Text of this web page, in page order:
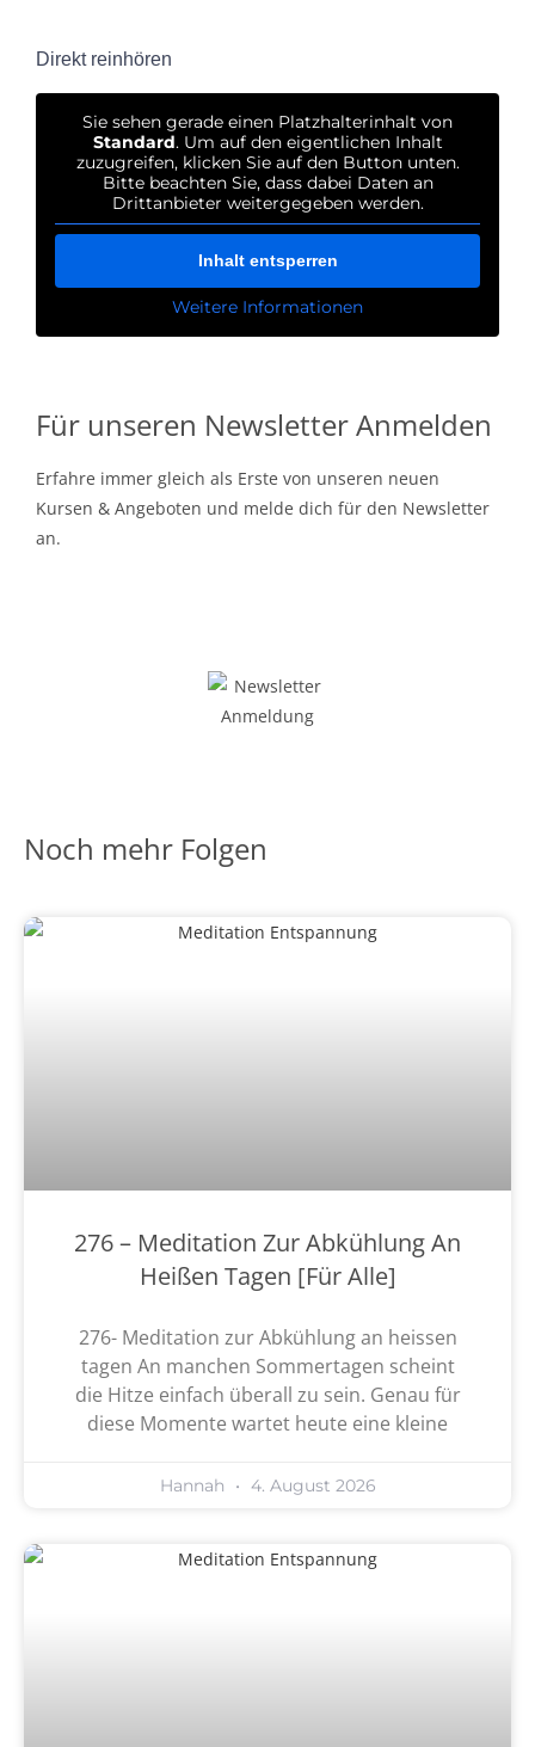
Direkt reinhören
Sie sehen gerade einen Platzhalterinhalt von
Standard. Um auf den eigentlichen Inhalt
zuzugreifen, klicken Sie auf den Button unten.
Bitte beachten Sie, dass dabei Daten an
Drittanbieter weitergegeben werden.
Inhalt entsperren
Weitere Informationen
Für unseren Newsletter Anmelden
Erfahre immer gleich als Erste von unseren neuen
Kursen & Angeboten und melde dich für den Newsletter
an.
Noch mehr Folgen
276 – Meditation Zur Abkühlung An
Heißen Tagen [Für Alle]
276- Meditation zur Abkühlung an heissen
tagen An manchen Sommertagen scheint
die Hitze einfach überall zu sein. Genau für
diese Momente wartet heute eine kleine
Hannah 4. August 2026